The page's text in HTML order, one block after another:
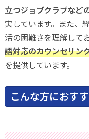
立つジョブクラブなど
実しています。また、
活の困難さを理解してお
語対応のカウンセリン
を提供しています。
こんな方におす